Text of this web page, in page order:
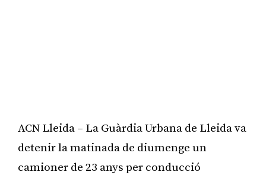
ACN Lleida – La Guàrdia Urbana de Lleida va
detenir la matinada de diumenge un
camioner de 23 anys per conducció